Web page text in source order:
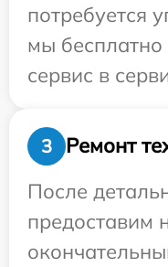
потребуется
мы бесплатно
сервис в
3
Ремонт
После
предоставим